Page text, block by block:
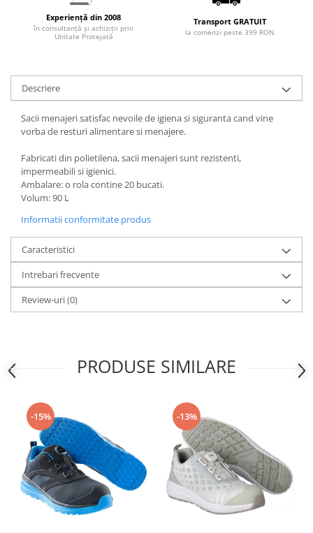
Foarfece pentru birou
Curatenie si igiena
Articole pentru baie
Articole pentru bucatarie
Maturi, mopuri si galeti
Hartie igienica, prosoape hartie si
dispensere
Articole pentru rufe, casa,
geamuri, mobila
pardoseli
Intretinere si odorizante masina
Saci de gunoi
Accesorii pentru curatenie
Tipografie si stampile
personalizate
Protectia muncii si Imbracaminte
Imbracaminte
Tricouri
Bluze & Pulovere
Camasi
Pantaloni
Experiență din 2008
în consultanță și achiziții prin
Unitate Protejată
Transport GRATUIT
la comenzi peste 399 RON
Descriere
Sacii menajeri satisfac nevoile de igiena si siguranta cand vine
vorba de resturi alimentare si menajere.
Fabricati din polietilena, sacii menajeri sunt rezistenti,
impermeabili si igienici.
Ambalare: o rola contine 20 bucati.
Volum: 90 L
Informatii conformitate produs
Caracteristici
Intrebari frecvente
Review-uri(0)
PRODUSE SIMILARE
-15% -13%